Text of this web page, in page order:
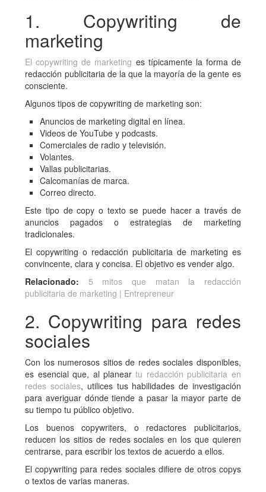
1. Copywriting de
marketing
El copywriting de marketing es típicamente la forma de
redacción publicitaria de la que la mayoría de la gente es
consciente.
Algunos tipos de copywriting de marketing son:
Anuncios de marketing digital en línea.
Videos de YouTube y podcasts.
Comerciales de radio y televisión.
Volantes.
Vallas publicitarias.
Calcomanías de marca.
Correo directo.
Este tipo de copy o texto se puede hacer a través de
anuncios pagados o estrategias de marketing
tradicionales.
El copywriting o redacción publicitaria de marketing es
convincente, clara y concisa. El objetivo es vender algo.
Relacionado: 5 mitos que matan la redacción
publicitaria de marketing | Entrepreneur
2. Copywriting para redes
sociales
Con los numerosos sitios de redes sociales disponibles,
es esencial que, al planeartu redacción publicitaria en
redes sociales, utilices tus habilidades de investigación
para averiguar dónde tiende a pasar la mayor parte de
su tiempo tu público objetivo.
Los buenos copywriters, o redactores publicitarios,
reducen los sitios de redes sociales en los que quieren
centrarse, para escribir los textos de acuerdo a ellos.
El copywriting para redes sociales difiere de otros copys
o textos de varias maneras.